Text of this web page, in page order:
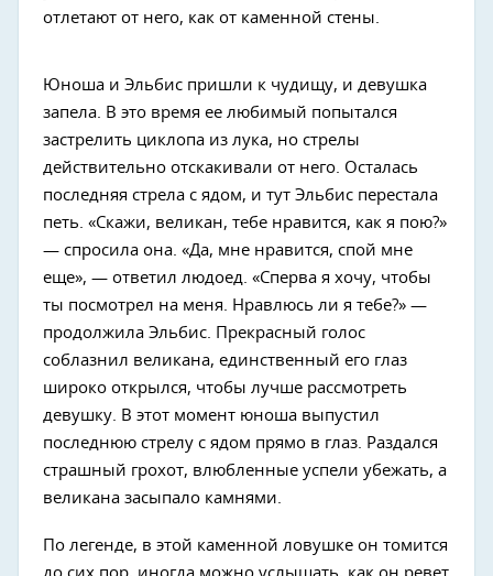
отлетают от него, как от каменной стены.
Юноша и Эльбис пришли к чудищу, и девушка
запела. В это время ее любимый попытался
застрелить циклопа из лука, но стрелы
действительно отскакивали от него. Осталась
последняя стрела с ядом, и тут Эльбис перестала
петь. «Скажи, великан, тебе нравится, как я пою?»
— спросила она. «Да, мне нравится, спой мне
еще», — ответил людоед. «Сперва я хочу, чтобы
ты посмотрел на меня. Нравлюсь ли я тебе?» —
продолжила Эльбис. Прекрасный голос
соблазнил великана, единственный его глаз
широко открылся, чтобы лучше рассмотреть
девушку. В этот момент юноша выпустил
последнюю стрелу с ядом прямо в глаз. Раздался
страшный грохот, влюбленные успели убежать, а
великана засыпало камнями.
По легенде, в этой каменной ловушке он томится